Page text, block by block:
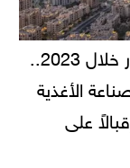
حجم استثمارات يصل لـ 94 مليار دولار خلال 2023..
الأغذية
على